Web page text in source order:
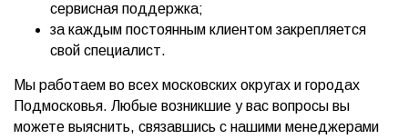
сервисная поддержка;
за каждым постоянным клиентом закрепляется
свой специалист.
Мы работаем во всех московских округах и городах
Подмосковья. Любые возникшие у вас вопросы вы
можете выяснить, связавшись с нашими менеджерами